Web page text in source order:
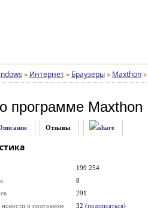
» Интернет » Браузеры » Maxthon »
программе Maxthon
Отзывы
199 254
8
291
о программе
32 (подписаться)